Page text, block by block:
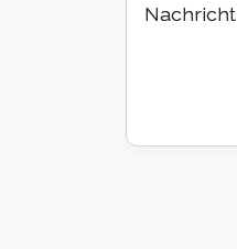
Nachricht